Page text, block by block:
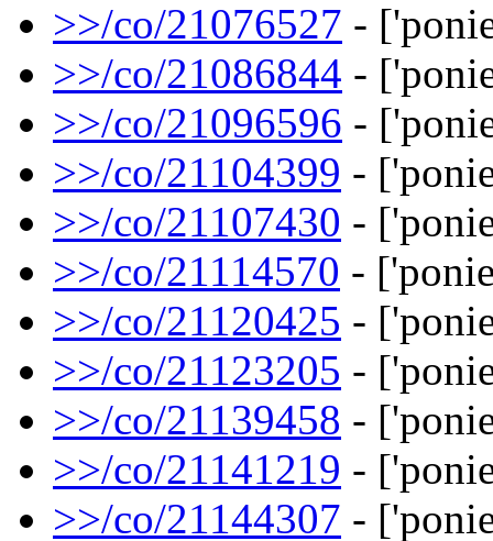
>>/co/21076527 -
>>/co/21086844 -
>>/co/21096596 -
>>/co/21104399 -
>>/co/21107430 -
>>/co/21114570 -
>>/co/21120425 -
>>/co/21123205 -
>>/co/21139458 -
>>/co/21141219 -
>>/co/21144307 -